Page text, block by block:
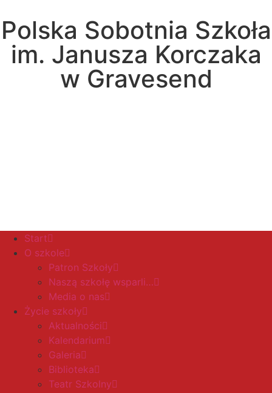
Polska Sobotnia Szkoła
im. Janusza Korczaka
w Gravesend
Start
O szkole
Patron Szkoły
Naszą szkołę wsparli…
Media o nas
Życie szkoły
Aktualności
Kalendarium
Galeria
Biblioteka
Teatr Szkolny